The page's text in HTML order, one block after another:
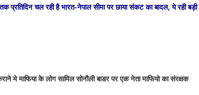
चल रही है भारत-नेपाल सीमा पर छाया संकट का बादल, ये रही बड़ी
मे माफिया के लोग सामिल सोनौली बाडर पर एक नेता माफियो का संरक्षक